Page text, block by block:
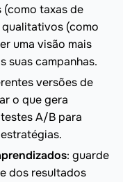
taxas de
(como
uma visão mais
suas campanhas.
versões de
o que gera
A/B para
: guarde
dos resultados